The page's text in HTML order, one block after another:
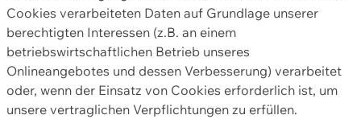
Cookies verarbeiteten Daten auf Grundlage unserer
berechtigten Interessen (z.B. an einem
betriebswirtschaftlichen Betrieb unseres
Onlineangebotes und dessen Verbesserung) verarbeitet
oder, wenn der Einsatz von Cookies erforderlich ist, um
unsere vertraglichen Verpflichtungen zu erfüllen.